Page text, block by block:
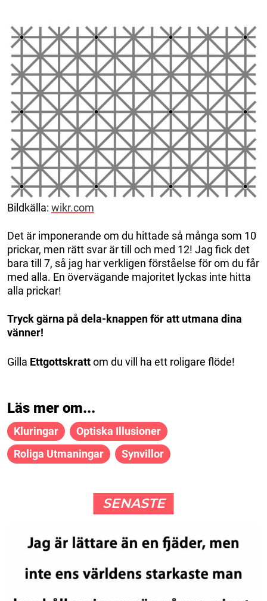
Bildkälla: wikr.com
Det är imponerande om du hittade så många som 10
prickar, men rätt svar är till och med 12! Jag fick det
bara till 7, så jag har verkligen förståelse för om du får
med alla. En övervägande majoritet lyckas inte hitta
alla prickar!
Tryck gärna på dela-knappen för att utmana dina
vänner!
Gilla Ettgottskrattom du vill ha ett roligare flöde!
Läs mer om...
Kluringar
Optiska Illusioner
Roliga Utmaningar
Synvillor
SENASTE